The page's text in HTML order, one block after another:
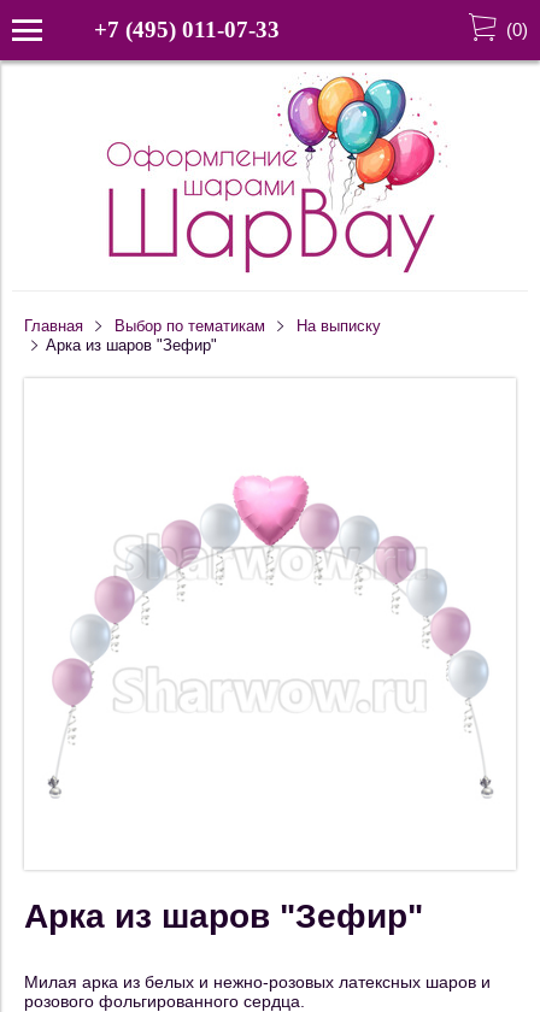
+7 (495) 011-07-33 (0)
Главная Выбор по тематикам
На выписку
Арка из шаров "Зефир"
Арка из шаров "Зефир"
Милая арка из белых и нежно-розовых латексных шаров и
розового фольгированного сердца.